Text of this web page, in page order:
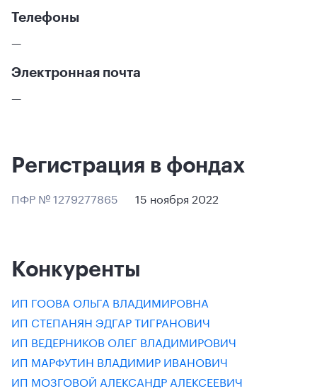
Телефоны
—
Электронная почта
—
Регистрация в фондах
ПФР № 1279277865 15 ноября 2022
Конкуренты
ИП ГООВА ОЛЬГА ВЛАДИМИРОВНА
ИП СТЕПАНЯН ЭДГАР ТИГРАНОВИЧ
ИП ВЕДЕРНИКОВ ОЛЕГ ВЛАДИМИРОВИЧ
ИП МАРФУТИН ВЛАДИМИР ИВАНОВИЧ
ИП МОЗГОВОЙ АЛЕКСАНДР АЛЕКСЕЕВИЧ